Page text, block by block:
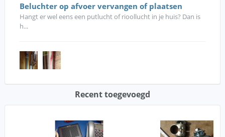
Beluchter op afvoer vervangen of plaatsen
Hangt er wel eens een putlucht of rioollucht in je huis? Dan is
h...
Recent toegevoegd